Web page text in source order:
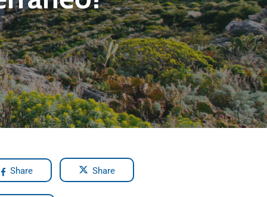
Share Share